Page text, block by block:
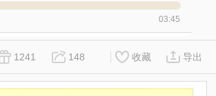
03:45
1241 148 收藏 导出